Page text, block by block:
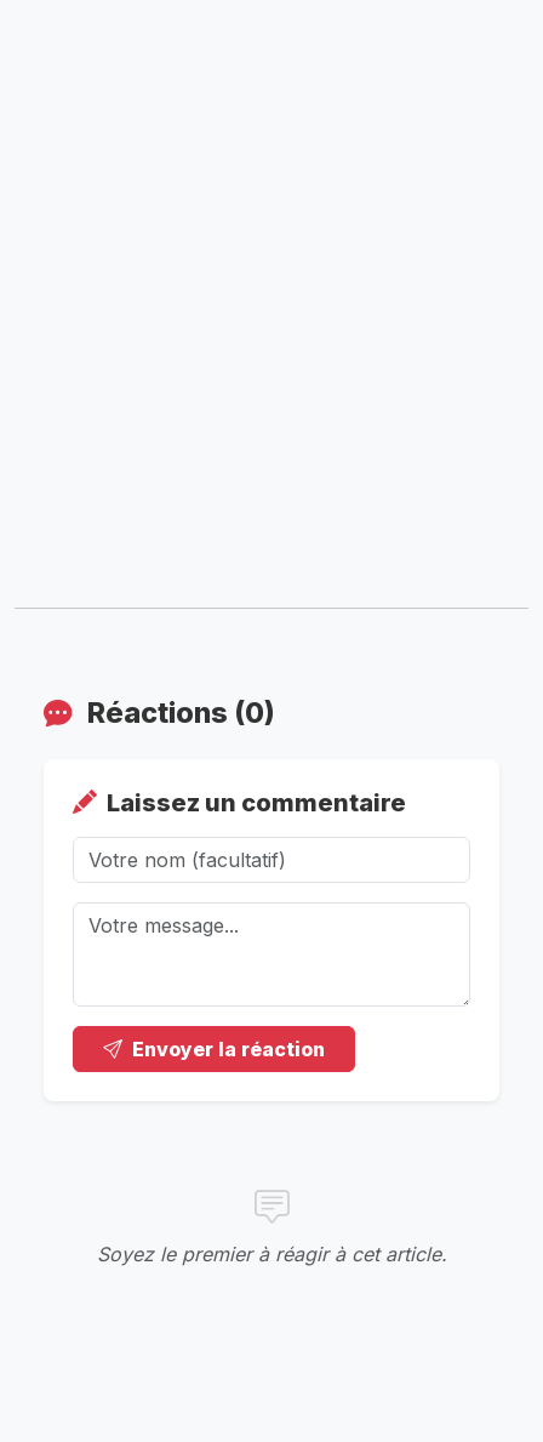
Réactions (0)
Laissez un commentaire
Envoyer la réaction
Soyez le premier à réagir à cet article.